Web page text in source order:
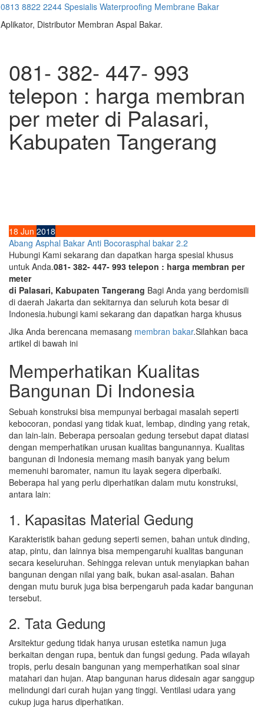
Skip
content
0813 8822 2244 Spesialis Waterproofing Membrane Bakar
Aplikator, Distributor Membran Aspal Bakar.
081- 382- 447- 993
telepon : harga membran
per meter di Palasari,
Kabupaten Tangerang
18 Jun 2018
Abang Asphal Bakar Anti Bocorasphal bakar 2.2
Hubungi Kami sekarang dan dapatkan harga spesial khusus
untuk Anda.081- 382- 447- 993 telepon : harga membran per
meter
di Palasari, Kabupaten Tangerang Bagi Anda yang berdomisili
di daerah Jakarta dan sekitarnya dan seluruh kota besar di
Indonesia.hubungi kami sekarang dan dapatkan harga khusus
Jika Anda berencana memasang membran bakar.Silahkan baca
artikel di bawah ini
Memperhatikan Kualitas
Bangunan Di Indonesia
Sebuah konstruksi bisa mempunyai berbagai masalah seperti
kebocoran, pondasi yang tidak kuat, lembap, dinding yang retak,
dan lain-lain. Beberapa persoalan gedung tersebut dapat diatasi
dengan memperhatikan urusan kualitas bangunannya. Kualitas
bangunan di Indonesia memang masih banyak yang belum
memenuhi baromater, namun itu layak segera diperbaiki.
Beberapa hal yang perlu diperhatikan dalam mutu konstruksi,
antara lain:
1. Kapasitas Material Gedung
Karakteristik bahan gedung seperti semen, bahan untuk dinding,
atap, pintu, dan lainnya bisa mempengaruhi kualitas bangunan
secara keseluruhan. Sehingga relevan untuk menyiapkan bahan
bangunan dengan nilai yang baik, bukan asal-asalan. Bahan
dengan mutu buruk juga bisa berpengaruh pada kadar bangunan
tersebut.
2. Tata Gedung
Arsitektur gedung tidak hanya urusan estetika namun juga
berkaitan dengan rupa, bentuk dan fungsi gedung. Pada wilayah
tropis, perlu desain bangunan yang memperhatikan soal sinar
matahari dan hujan. Atap bangunan harus didesain agar sanggup
melindungi dari curah hujan yang tinggi. Ventilasi udara yang
cukup juga harus diperhatikan.